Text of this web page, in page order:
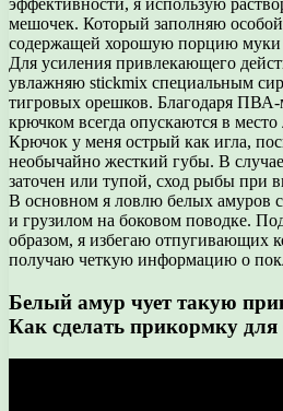
мешочек. Который заполняю
содержащей хорошую порцию муки
Для усиления привлекающего
увлажняю stickmix специальным
тигровых орешков. Благодаря
крючком всегда опускаются в место
Крючок у меня острый как игла,
необычайно жесткий губы. В
заточен или тупой, сход рыбы при
В основном я ловлю белых амуров
и грузилом на боковом поводке.
образом, я избегаю отпугивающих
получаю четкую информацию о
Белый амур чует такую
Как сделать прикормку для